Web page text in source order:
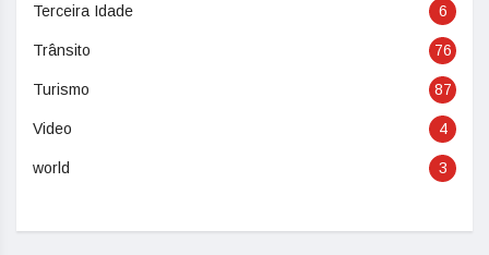
Terceira Idade 6
Trânsito 76
Turismo 87
Video 4
world 3